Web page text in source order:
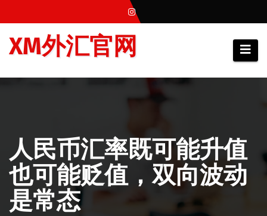
至
XM外汇官网
人民币汇率既可能升值
也可能贬值，双向波动
是常态